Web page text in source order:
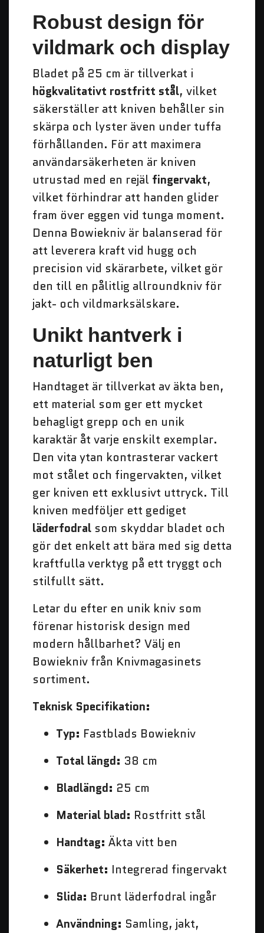
Robust design för
vildmark och display
Bladet på 25 cm är tillverkat i
högkvalitativt rostfritt stål, vilket
säkerställer att kniven behåller sin
skärpa och lyster även under tuffa
förhållanden. För att maximera
användarsäkerheten är kniven
utrustad med en rejäl fingervakt,
vilket förhindrar att handen glider
fram över eggen vid tunga moment.
Denna Bowiekniv är balanserad för
att leverera kraft vid hugg och
precision vid skärarbete, vilket gör
den till en pålitlig allroundkniv för
jakt- och vildmarksälskare.
Unikt hantverk i
naturligt ben
Handtaget är tillverkat av äkta ben,
ett material som ger ett mycket
behagligt grepp och en unik
karaktär åt varje enskilt exemplar.
Den vita ytan kontrasterar vackert
mot stålet och fingervakten, vilket
ger kniven ett exklusivt uttryck. Till
kniven medföljer ett gediget
läderfodral som skyddar bladet och
gör det enkelt att bära med sig detta
kraftfulla verktyg på ett tryggt och
stilfullt sätt.
Letar du efter en unik kniv som
förenar historisk design med
modern hållbarhet? Välj en
Bowiekniv från Knivmagasinets
sortiment.
Teknisk Specifikation:
Typ: Fastblads Bowiekniv
Total längd: 38 cm
Bladlängd: 25 cm
Material blad: Rostfritt stål
Handtag: Äkta vitt ben
Säkerhet: Integrerad fingervakt
Slida: Brunt läderfodral ingår
Användning: Samling, jakt,